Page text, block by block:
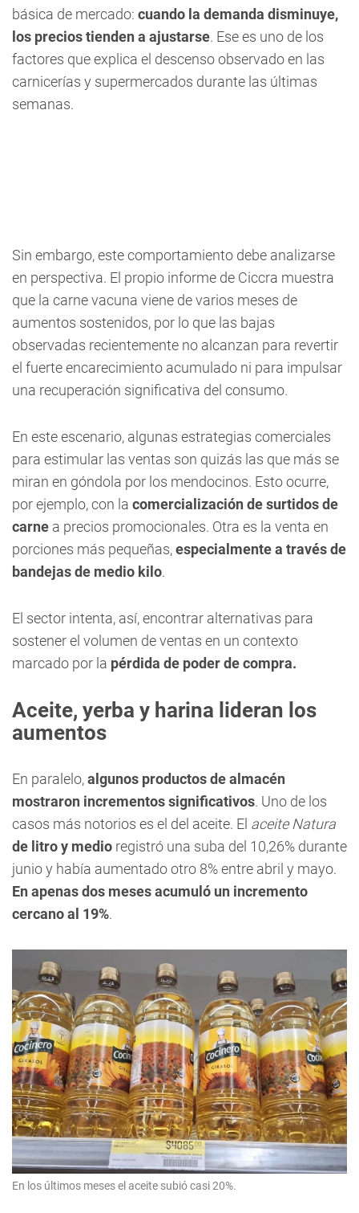
básica de mercado: cuando la demanda disminuye,
los precios tienden a ajustarse. Ese es uno de los
factores que explica el descenso observado en las
carnicerías y supermercados durante las últimas
semanas.
Sin embargo, este comportamiento debe analizarse
en perspectiva. El propio informe de Ciccra muestra
que la carne vacuna viene de varios meses de
aumentos sostenidos, por lo que las bajas
observadas recientemente no alcanzan para revertir
el fuerte encarecimiento acumulado ni para impulsar
una recuperación significativa del consumo.
En este escenario, algunas estrategias comerciales
para estimular las ventas son quizás las que más se
miran en góndola por los mendocinos. Esto ocurre,
por ejemplo, con la comercialización de surtidos de
carne a precios promocionales. Otra es la venta en
porciones más pequeñas,especialmente a través de
bandejas de medio kilo.
El sector intenta, así, encontrar alternativas para
sostener el volumen de ventas en un contexto
marcado por la pérdida de poder de compra.
Aceite, yerba y harina lideran los
aumentos
En paralelo,algunos productos de almacén
mostraron incrementos significativos. Uno de los
casos más notorios es el del aceite. El aceite Natura
de litro y medio registró una suba del 10,26% durante
junio y había aumentado otro 8% entre abril y mayo.
En apenas dos meses acumuló un incremento
cercano al 19%.
En los últimos meses el aceite subió casi 20%.